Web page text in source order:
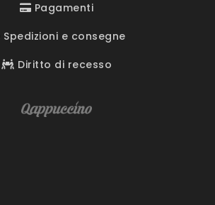
Pagamenti
Spedizioni e consegne
Diritto di recesso